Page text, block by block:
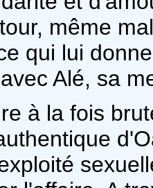
même
qui lui
Alé, sa
à la fois